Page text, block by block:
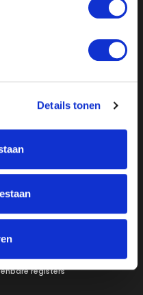
Details tonen
registers